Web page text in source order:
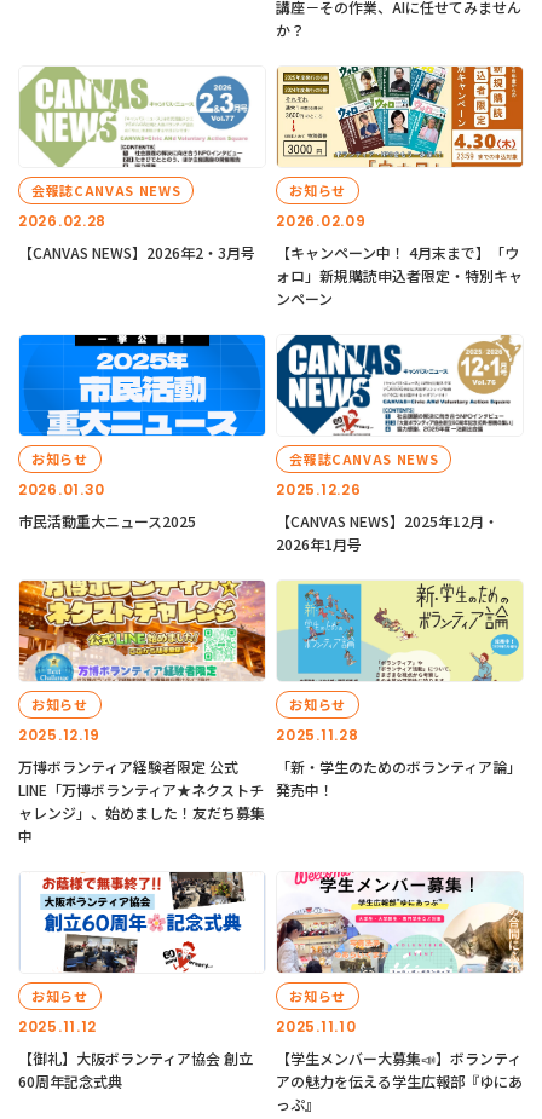
講座－その作業、AIに任せてみません
か？
2026.02.28
会報誌CANVAS NEWS
【CANVAS NEWS】2026年2・3月号
2026.02.09
お知らせ
【キャンペーン中！ 4月末まで】「ウ
ォロ」新規購読申込者限定・特別キャ
ンペーン
2026.01.30
お知らせ
市民活動重大ニュース2025
2025.12.26
会報誌CANVAS NEWS
【CANVAS NEWS】2025年12月・
2026年1月号
2025.12.19
お知らせ
万博ボランティア経験者限定 公式
LINE「万博ボランティア★ネクストチ
ャレンジ」、始めました！友だち募集
中
2025.11.28
お知らせ
「新・学生のためのボランティア論」
発売中！
2025.11.12
お知らせ
【御礼】大阪ボランティア協会 創立
60周年記念式典
2025.11.10
お知らせ
【学生メンバー大募集📣】ボランティ
アの魅力を伝える学生広報部『ゆにあ
っぷ』